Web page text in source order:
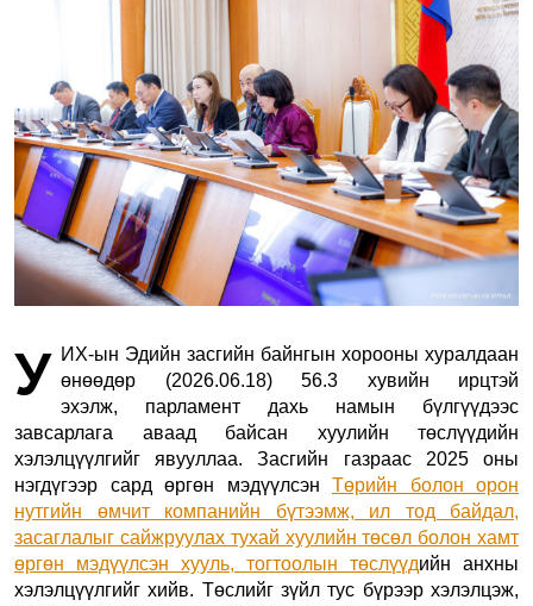
У ИХ-ын Эдийн засгийн байнгын хорооны хуралдаан
өнөөдөр (2026.06.18) 56.3 хувийн ирцтэй
эхэлж, парламент дахь намын бүлгүүдээс
завсарлага аваад байсан хуулийн төслүүдийн
хэлэлцүүлгийг явууллаа. Засгийн газраас 2025 оны
нэгдүгээр сард өргөн мэдүүлсэн Төрийн болон орон
нутгийн өмчит компанийн бүтээмж, ил тод байдал,
засаглалыг сайжруулах тухай хуулийн төсөл болон хамт
өргөн мэдүүлсэн хууль, тогтоолын төслүүдийн анхны
хэлэлцүүлгийг хийв. Төслийг зүйл тус бүрээр хэлэлцэж,